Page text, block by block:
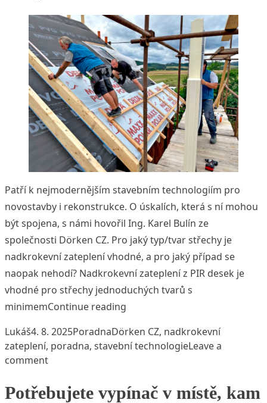
Patří k nejmodernějším stavebním technologiím pro
novostavby i rekonstrukce. O úskalích, která s ní mohou
být spojena, s námi hovořil Ing. Karel Bulín ze
společnosti Dörken CZ. Pro jaký typ/tvar střechy je
nadkrokevní zateplení vhodné, a pro jaký případ se
naopak nehodí? Nadkrokevní zateplení z PIR desek je
vhodné pro střechy jednoduchých tvarů s
minimemContinue reading
Posted by
Lukáš4. 8. 2025Posted in
PoradnaTags:
Dörken CZ, nadkrokevní
zateplení, poradna, stavební technologieLeave a
commenton Zaostřeno na nadkrokevní zateplení
Potřebujete vypínač v místě, kam